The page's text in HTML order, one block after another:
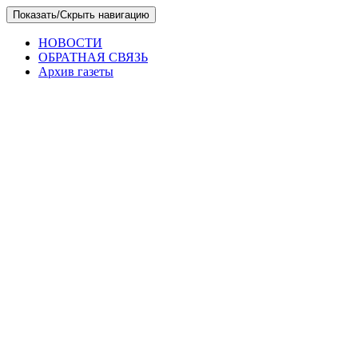
Skip
to
content
Показать/Скрыть навигацию
НОВОСТИ
ОБРАТНАЯ СВЯЗЬ
Архив газеты